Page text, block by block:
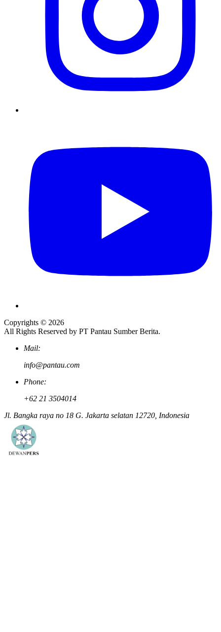
Copyrights © 2026
All Rights Reserved by PT Pantau Sumber Berita.
Mail:
info@pantau.com
Phone:
+62 21 3504014
Jl. Bangka raya no 18 G. Jakarta selatan 12720, Indonesia